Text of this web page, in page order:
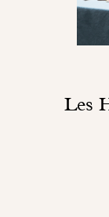
Les